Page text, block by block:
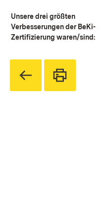
Unsere drei größten
Verbesserungen der BeKi-
Zertifizierung waren/sind: